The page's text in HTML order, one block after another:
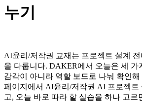
누기
AI윤리/저작권 교재는 프로젝트 설계
을 다룹니다. DAKER에서 오늘은 세 가
감각이 아니라 역할 보드로 나눠 확인
페이지에서 AI윤리/저작권 AI 프로젝트
고, 오늘 바로 따라 할 실습을 하나 고르